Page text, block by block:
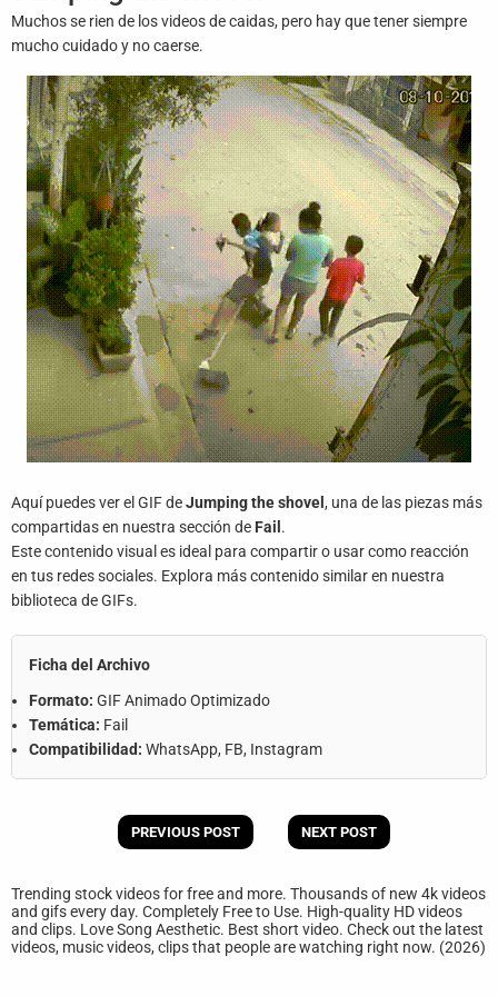
De
Gifs
Terminos
Y
Condiciones
Política
De
Cookies
Política
De
Privacidad
Muchos se rien de los videos de caidas, pero hay que tener siempre
mucho cuidado y no caerse.
Aquí puedes ver el GIF deJumping the shovel , una de las piezas más
compartidas en nuestra sección de Fail .
Este contenido visual es ideal para compartir o usar como reacción
en tus redes sociales. Explora más contenido similar en nuestra
biblioteca de GIFs.
Ficha del Archivo
Formato: GIF Animado Optimizado
Temática: Fail
Compatibilidad: WhatsApp, FB, Instagram
PREVIOUS POST NEXT POST
Trending stock videos for free and more. Thousands of new 4k videos
and gifs every day. Completely Free to Use. High-quality HD videos
and clips. Love Song Aesthetic. Best short video. Check out the latest
videos, music videos, clips that people are watching right now. (2026)